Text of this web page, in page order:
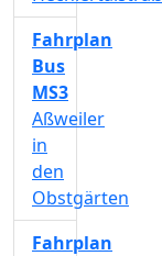
Fahrplan
Bus
MS3
Aßweiler
in
den
Obstgärten
Fahrplan